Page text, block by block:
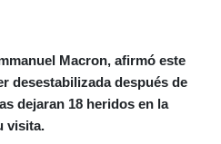
Macron, afirmó este
desestabilizada después de
dejaran 18 heridos en la
visita.